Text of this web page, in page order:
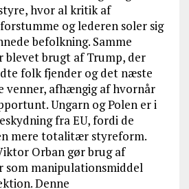
hvor al kritik af
og lederen soler sig
befolkning. Samme
blevet brugt af Trump, der
folk fjender og det næste
venner, afhængig af hvornår
Ungarn og Polen er i
fra EU, fordi de
mere totalitær styreform.
Orban gør brug af
som manipulationsmiddel
Denne